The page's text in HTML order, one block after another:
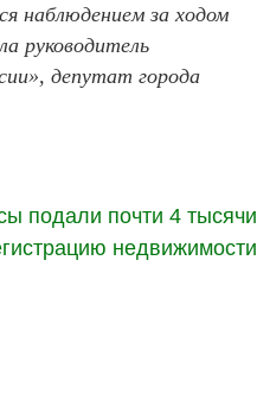
наблюдением за ходом
руководитель
депутат города
подали почти 4 тысячи
недвижимости